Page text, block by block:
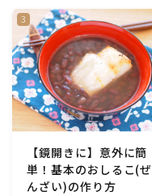
【鏡開きに】意外に簡
単！基本のおしるこ(ぜ
んざい)の作り方